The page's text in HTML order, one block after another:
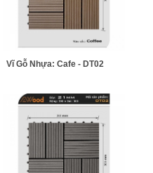
Vĩ Gỗ Nhựa: Cafe - DT02